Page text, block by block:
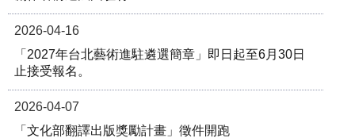
2026-04-16
「2027年台北藝術進駐遴選簡章」即日起至6月30日
止接受報名。
2026-04-07
「文化部翻譯出版獎勵計畫」徵件開跑